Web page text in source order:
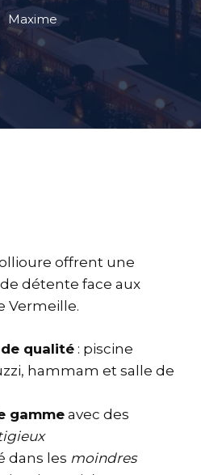
Maxime
offrent une
détente face aux
Vermeille.
qualité : piscine
hammam et salle de
gamme avec des
dans les moindres